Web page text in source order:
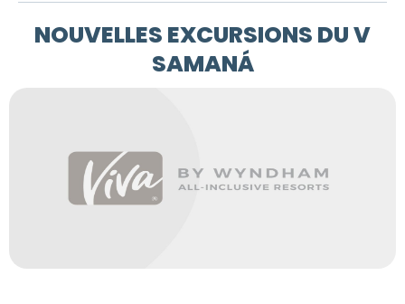
NOUVELLES EXCURSIONS DU V
SAMANÁ